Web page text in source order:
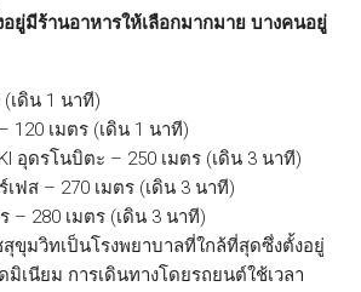
ยู่มีร้านอาหารให้เลือกมากมาย บางคนอยู่
(เดิน 1 นาที)
120 เมตร (เดิน 1 นาที)
อุดรโนบิตะ – 250 เมตร (เดิน 3 นาที)
เฟส – 270 เมตร (เดิน 3 นาที)
– 280 เมตร (เดิน 3 นาที)
ขุมวิทเป็นโรงพยาบาลที่ใกล้ที่สุดซึ่งตั้งอยู่
มิเนียม การเดินทางโดยรถยนต์ใช้เวลา